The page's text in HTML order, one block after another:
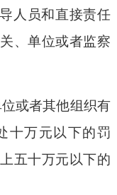
人员和直接责任
、单位或者监察
或者其他组织有
十万元以下的罚
五十万元以下的